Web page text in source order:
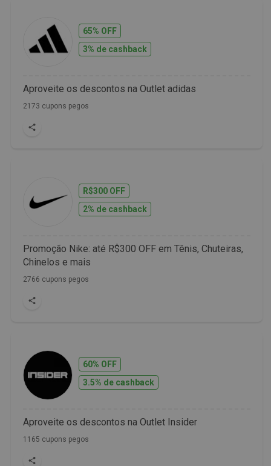
65% OFF
3% de cashback
Aproveite os descontos na Outlet adidas
2173 cupons pegos
R$300 OFF
2% de cashback
Promoção Nike: até R$300 OFF em Tênis, Chuteiras,
Chinelos e mais
2766 cupons pegos
60% OFF
3.5% de cashback
Aproveite os descontos na Outlet Insider
1165 cupons pegos